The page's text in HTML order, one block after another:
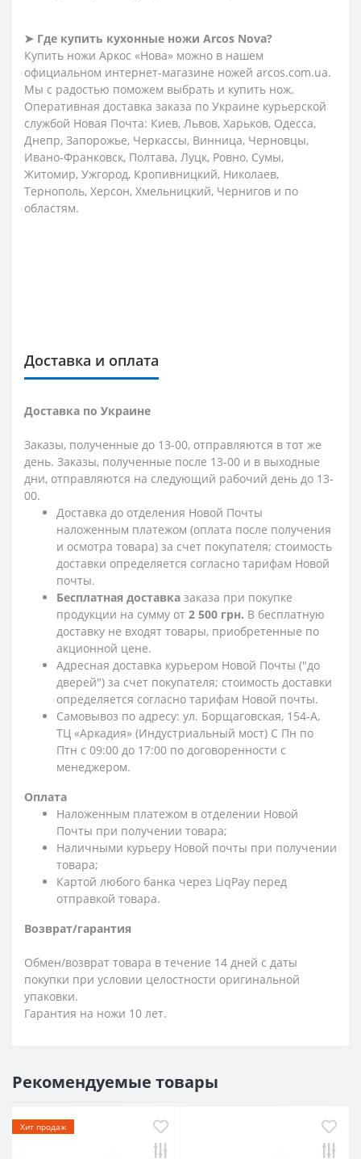
➤ Где купить кухонные ножи Arcos Nova?
Купить ножи Аркос «Нова» можно в нашем
официальном интернет-магазине ножей arcos.com.ua.
Мы с радостью поможем выбрать и купить нож.
Оперативная доставка заказа по Украине курьерской
службой Новая Почта: Киев, Львов, Харьков, Одесса,
Днепр, Запорожье, Черкассы, Винница, Черновцы,
Ивано-Франковск, Полтава, Луцк, Ровно, Сумы,
Житомир, Ужгород, Кропивницкий, Николаев,
Тернополь, Херсон, Хмельницкий, Чернигов и по
областям.
Доставка и оплата
Доставка по Украине
Заказы, полученные до 13-00, отправляются в тот же
день. Заказы, полученные после 13-00 и в выходные
дни, отправляются на следующий рабочий день до 13-
00.
Доставка до отделения Новой Почты
наложенным платежом (оплата после получения
и осмотра товара) за счет покупателя; стоимость
доставки определяется согласно тарифам Новой
почты.
Бесплатная доставка заказа при покупке
продукции на сумму от 2 500 грн. В бесплатную
доставку не входят товары, приобретенные по
акционной цене.
Адресная доставка курьером Новой Почты ("до
дверей") за счет покупателя; стоимость доставки
определяется согласно тарифам Новой почты.
Самовывоз по адресу: ул. Борщаговская, 154-А,
ТЦ «Аркадия» (Индустриальный мост) С Пн по
Птн с 09:00 до 17:00 по договоренности с
менеджером.
Оплата
Наложенным платежом в отделении Новой
Почты при получении товара;
Наличными курьеру Новой почты при получении
товара;
Картой любого банка через LiqPay перед
отправкой товара.
Возврат/гарантия
Обмен/возврат товара в течение 14 дней с даты
покупки при условии целостности оригинальной
упаковки.
Гарантия на ножи 10 лет.
Рекомендуемые товары
Хит продаж